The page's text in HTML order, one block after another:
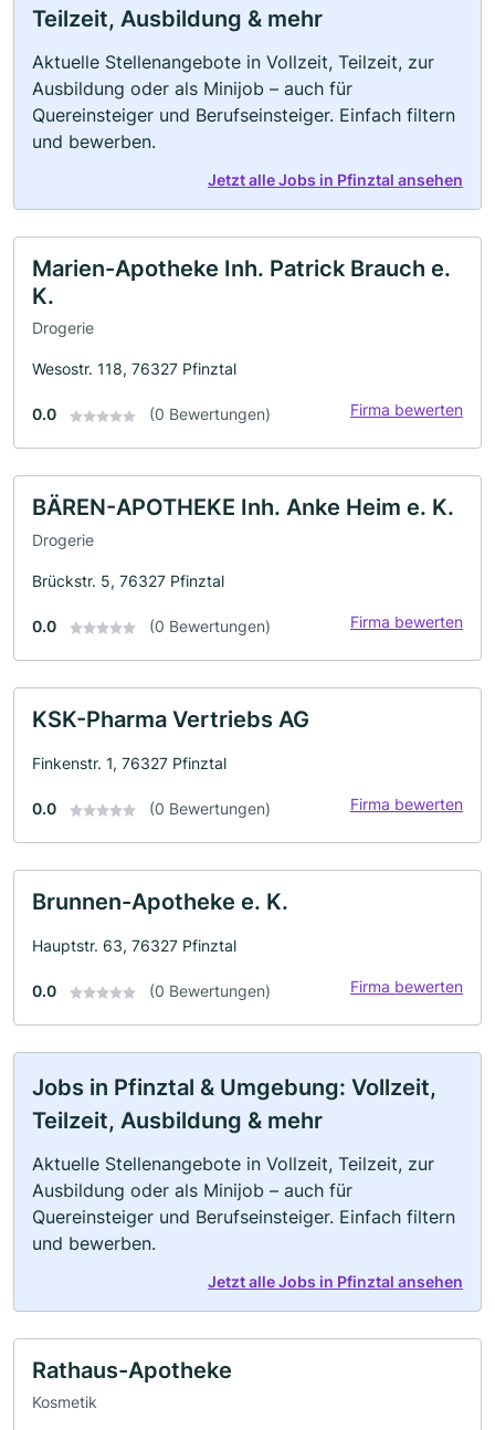
Teilzeit, Ausbildung & mehr
Aktuelle Stellenangebote in Vollzeit, Teilzeit, zur
Ausbildung oder als Minijob – auch für
Quereinsteiger und Berufseinsteiger. Einfach filtern
und bewerben.
Jetzt alle Jobs in Pfinztal ansehen
Marien-Apotheke Inh. Patrick Brauch e.
K.
Drogerie
Wesostr. 118, 76327 Pfinztal
0.0 (0 Bewertungen) Firma bewerten
BÄREN-APOTHEKE Inh. Anke Heim e. K.
Drogerie
Brückstr. 5, 76327 Pfinztal
0.0 (0 Bewertungen) Firma bewerten
KSK-Pharma Vertriebs AG
Finkenstr. 1, 76327 Pfinztal
0.0 (0 Bewertungen) Firma bewerten
Brunnen-Apotheke e. K.
Hauptstr. 63, 76327 Pfinztal
0.0 (0 Bewertungen) Firma bewerten
Jobs in Pfinztal & Umgebung: Vollzeit,
Teilzeit, Ausbildung & mehr
Aktuelle Stellenangebote in Vollzeit, Teilzeit, zur
Ausbildung oder als Minijob – auch für
Quereinsteiger und Berufseinsteiger. Einfach filtern
und bewerben.
Jetzt alle Jobs in Pfinztal ansehen
Rathaus-Apotheke
Kosmetik